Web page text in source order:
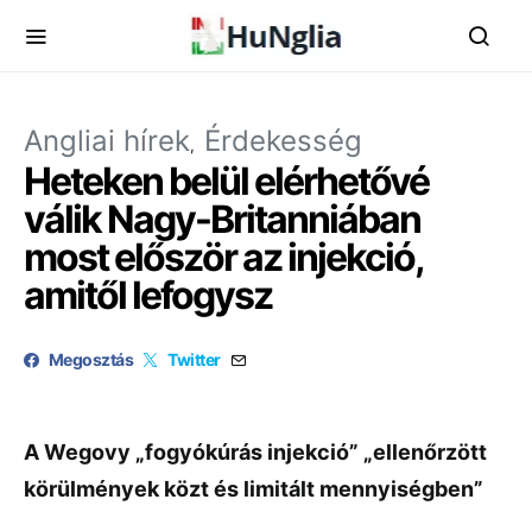
Angliai hírek Érdekesség
Heteken belül elérhetővé
válik Nagy-Britanniában
most először az injekció,
amitől lefogysz
Megosztás Twitter
A Wegovy „fogyókúrás injekció” „ellenőrzött
körülmények közt és limitált mennyiségben”